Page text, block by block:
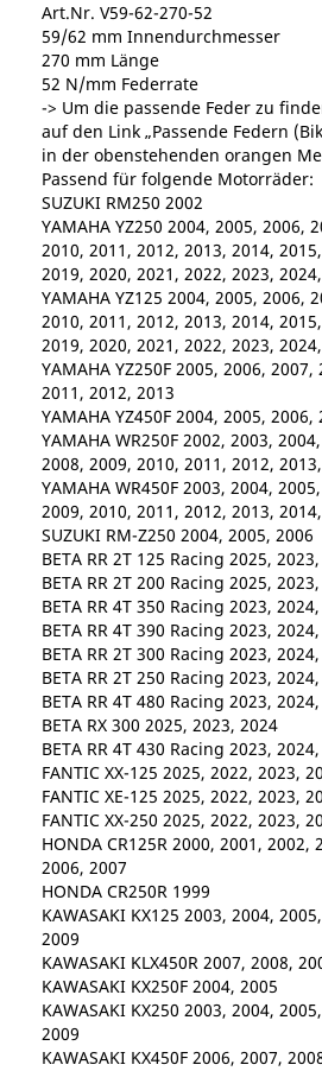
Art.Nr. V59-62-270-52
59/62 mm Innendurchmesser
270 mm Länge
52 N/mm Federrate
-> Um die passende Feder zu
auf den Link „Passende Federn
in der obenstehenden orangen
Passend für folgende Motorräder:
SUZUKI RM250 2002
YAMAHA YZ250 2004, 2005, 2006,
2010, 2011, 2012, 2013, 2014,
2019, 2020, 2021, 2022, 2023,
YAMAHA YZ125 2004, 2005, 2006,
2010, 2011, 2012, 2013, 2014,
2019, 2020, 2021, 2022, 2023,
YAMAHA YZ250F 2005, 2006,
2011, 2012, 2013
YAMAHA YZ450F 2004, 2005,
YAMAHA WR250F 2002, 2003,
2008, 2009, 2010, 2011, 2012,
YAMAHA WR450F 2003, 2004,
2009, 2010, 2011, 2012, 2013,
SUZUKI RM-Z250 2004, 2005, 2006
BETA RR 2T 125 Racing 2025,
BETA RR 2T 200 Racing 2025,
BETA RR 4T 350 Racing 2023,
BETA RR 4T 390 Racing 2023,
BETA RR 2T 300 Racing 2023,
BETA RR 2T 250 Racing 2023,
BETA RR 4T 480 Racing 2023,
BETA RX 300 2025, 2023, 2024
BETA RR 4T 430 Racing 2023,
FANTIC XX-125 2025, 2022, 2023,
FANTIC XE-125 2025, 2022, 2023,
FANTIC XX-250 2025, 2022, 2023,
HONDA CR125R 2000, 2001, 2002,
2006, 2007
HONDA CR250R 1999
KAWASAKI KX125 2003, 2004,
2009
KAWASAKI KLX450R 2007, 2008,
KAWASAKI KX250F 2004, 2005
KAWASAKI KX250 2003, 2004,
2009
KAWASAKI KX450F 2006, 2007,